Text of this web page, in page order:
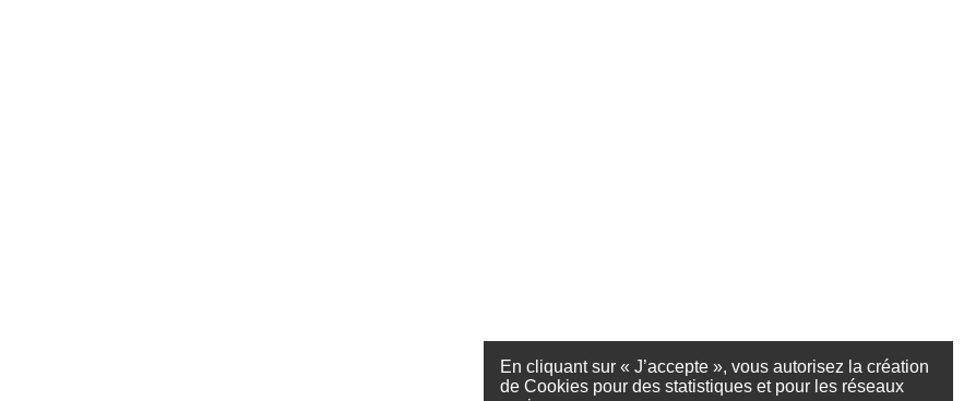
En cliquant sur « J’accepte », vous autorisez la création
de Cookies pour des statistiques et pour les réseaux